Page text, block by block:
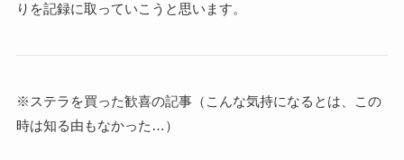
りを記録に取っていこうと思います。
※ステラを買った歓喜の記事（こんな気持になるとは、この
時は知る由もなかった…）